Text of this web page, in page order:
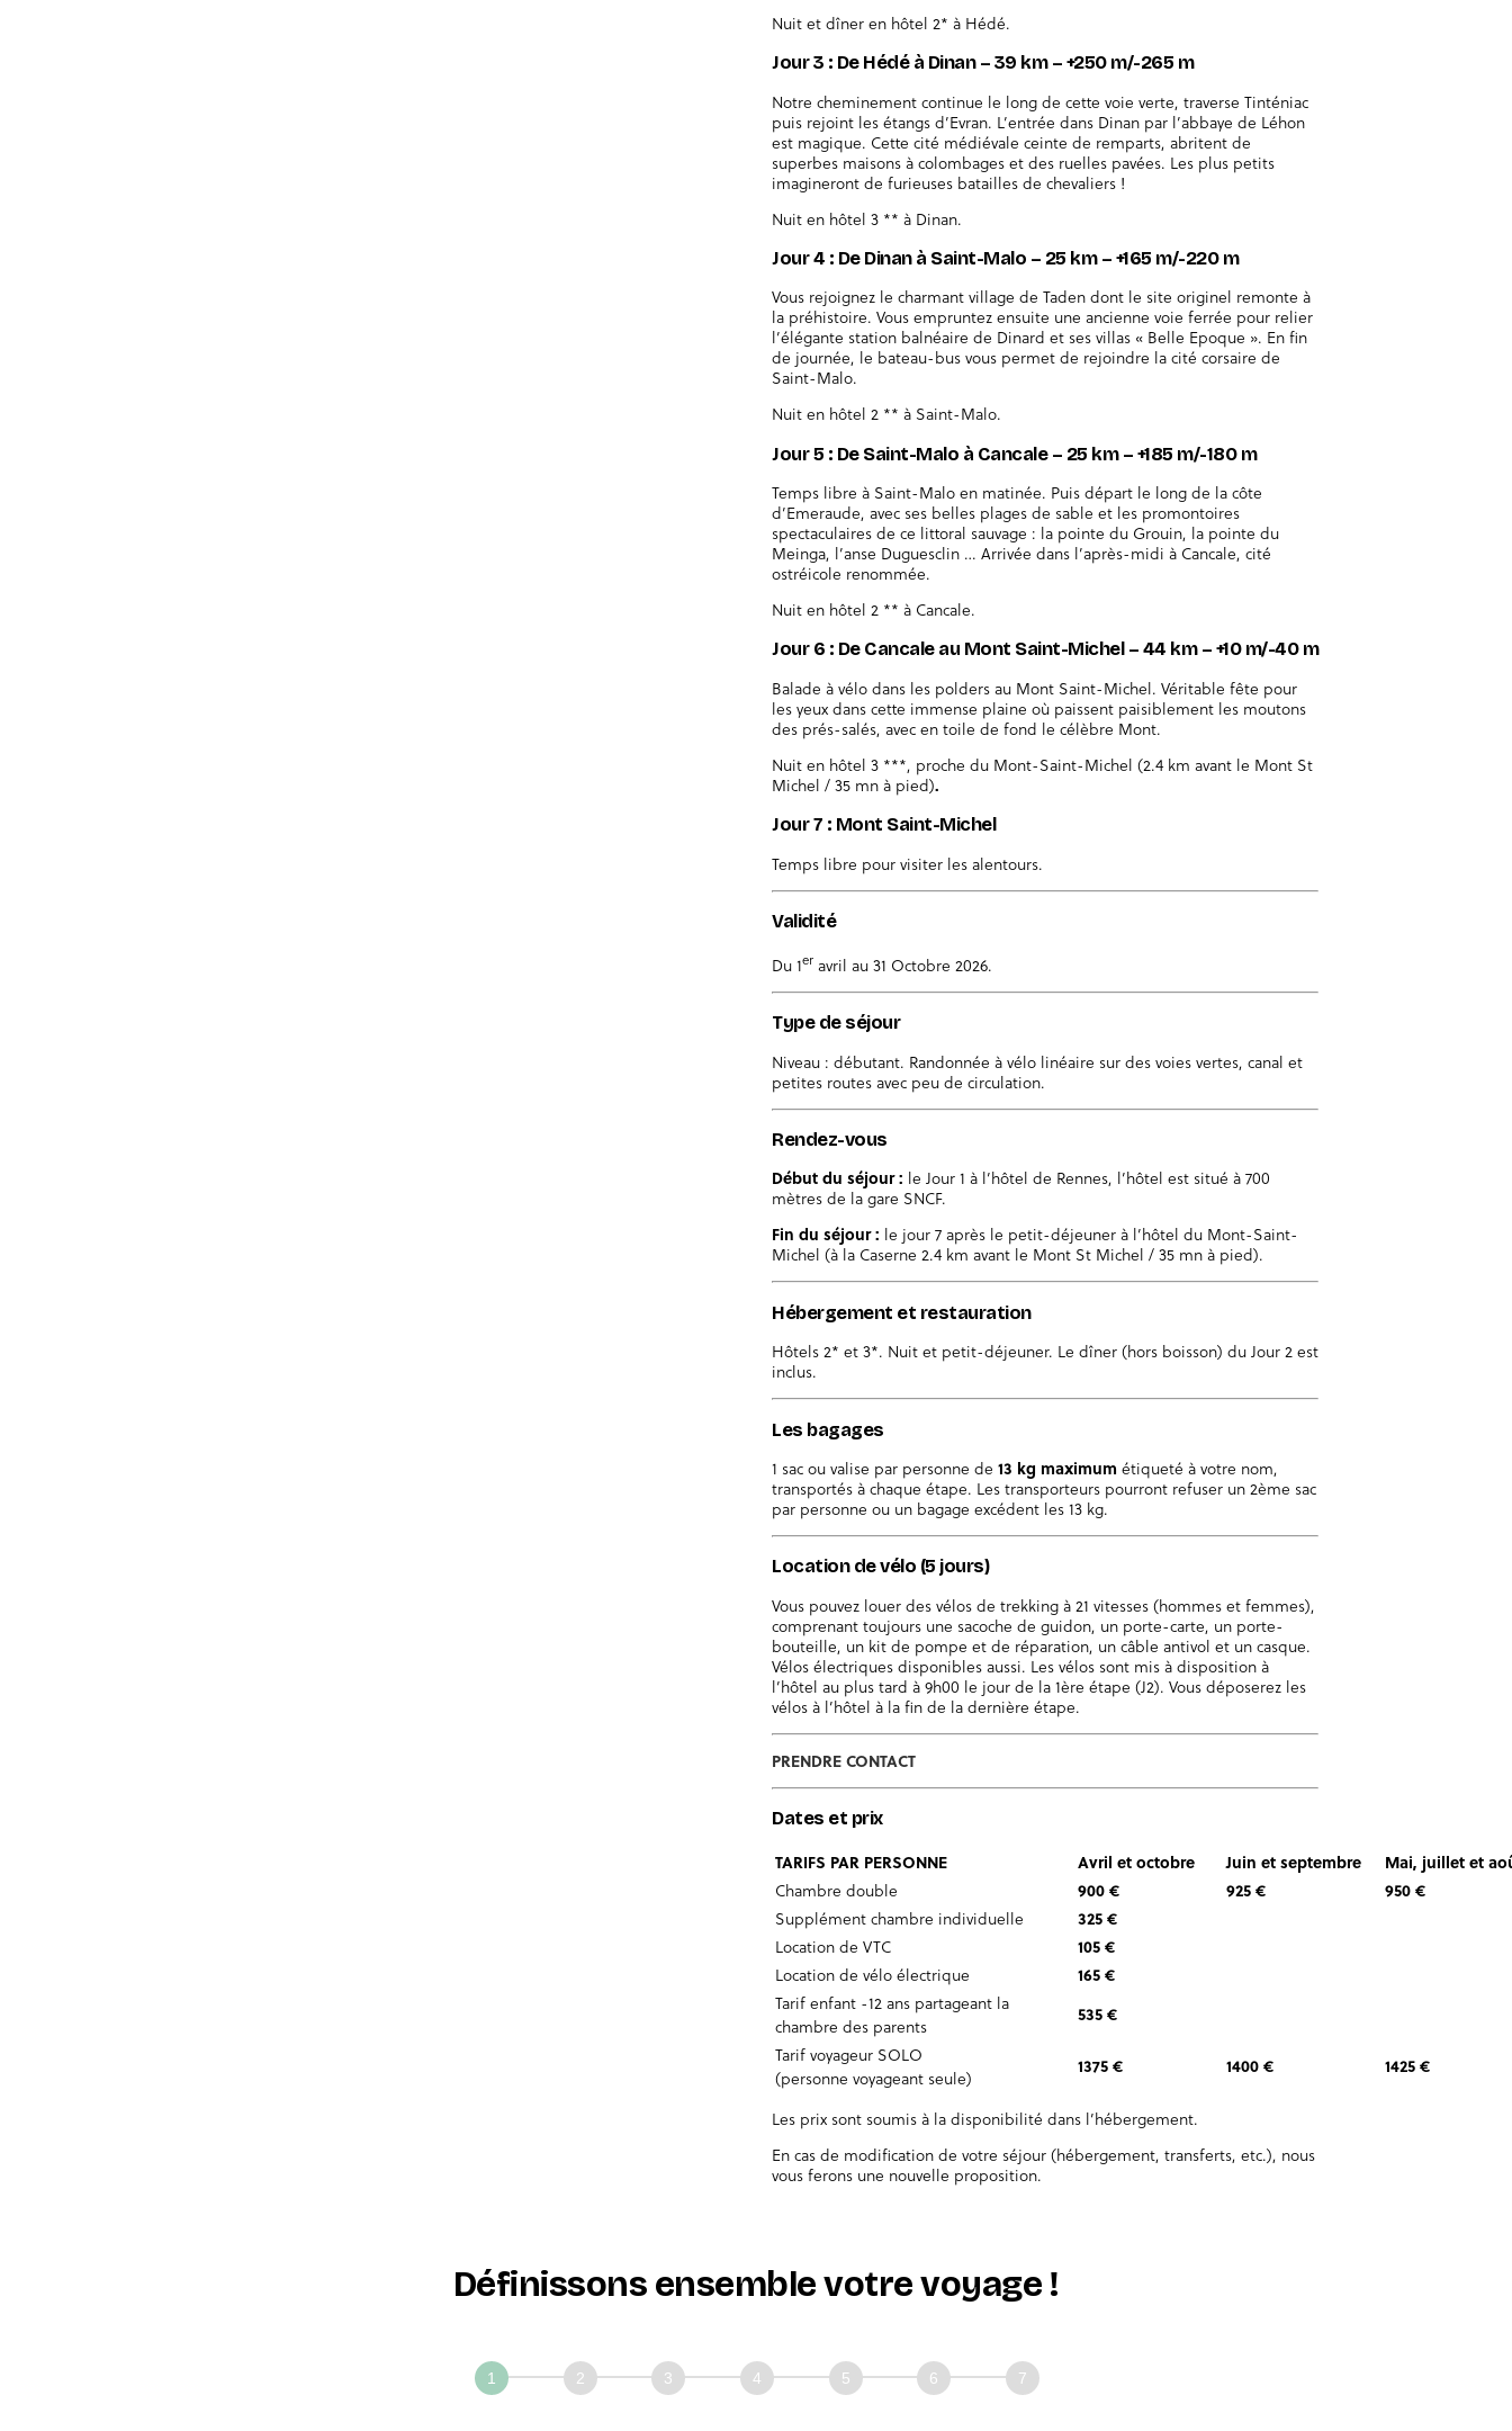
Nuit et dîner en hôtel 2* à Hédé.
Jour 3 : De Hédé à Dinan – 39 km – +250 m/-265 m
Notre cheminement continue le long de cette voie verte, traverse Tinténiac
puis rejoint les étangs d’Evran. L’entrée dans Dinan par l’abbaye de Léhon
est magique. Cette cité médiévale ceinte de remparts, abritent de
superbes maisons à colombages et des ruelles pavées. Les plus petits
imagineront de furieuses batailles de chevaliers !
Nuit en hôtel 3 ** à Dinan.
Jour 4 : De Dinan à Saint-Malo – 25 km – +165 m/-220 m
Vous rejoignez le charmant village de Taden dont le site originel remonte à
la préhistoire. Vous empruntez ensuite une ancienne voie ferrée pour relier
l’élégante station balnéaire de Dinard et ses villas « Belle Epoque ». En fin
de journée, le bateau-bus vous permet de rejoindre la cité corsaire de
Saint-Malo.
Nuit en hôtel 2 ** à Saint-Malo.
Jour 5 : De Saint-Malo à Cancale – 25 km – +185 m/-180 m
Temps libre à Saint-Malo en matinée. Puis départ le long de la côte
d’Emeraude, avec ses belles plages de sable et les promontoires
spectaculaires de ce littoral sauvage : la pointe du Grouin, la pointe du
Meinga, l’anse Duguesclin … Arrivée dans l’après-midi à Cancale, cité
ostréicole renommée.
Nuit en hôtel 2 ** à Cancale.
Jour 6 : De Cancale au Mont Saint-Michel – 44 km – +10 m/-40 m
Balade à vélo dans les polders au Mont Saint-Michel. Véritable fête pour
les yeux dans cette immense plaine où paissent paisiblement les moutons
des prés-salés, avec en toile de fond le célèbre Mont.
Nuit en hôtel 3 ***, proche du Mont-Saint-Michel (2.4 km avant le Mont St
Michel / 35 mn à pied).
Jour 7 : Mont Saint-Michel
Temps libre pour visiter les alentours.
Validité
Du 1er avril au 31 Octobre 2026.
Type de séjour
Niveau : débutant. Randonnée à vélo linéaire sur des voies vertes, canal et
petites routes avec peu de circulation.
Rendez-vous
Début du séjour : le Jour 1 à l’hôtel de Rennes, l’hôtel est situé à 700
mètres de la gare SNCF.
Fin du séjour: le jour 7 après le petit-déjeuner à l’hôtel du Mont-Saint-
Michel (à la Caserne 2.4 km avant le Mont St Michel / 35 mn à pied).
Hébergement et restauration
Hôtels 2* et 3*. Nuit et petit-déjeuner. Le dîner (hors boisson) du Jour 2 est
inclus.
Les bagages
1 sac ou valise par personne de 13 kg maximum étiqueté à votre nom,
transportés à chaque étape. Les transporteurs pourront refuser un 2ème sac
par personne ou un bagage excédent les 13 kg.
Location de vélo (5 jours)
Vous pouvez louer des vélos de trekking à 21 vitesses (hommes et femmes),
comprenant toujours une sacoche de guidon, un porte-carte, un porte-
bouteille, un kit de pompe et de réparation, un câble antivol et un casque.
Vélos électriques disponibles aussi. Les vélos sont mis à disposition à
l’hôtel au plus tard à 9h00 le jour de la 1ère étape (J2). Vous déposerez les
vélos à l’hôtel à la fin de la dernière étape.
PRENDRE CONTACT
Dates et prix
TARIFS PAR PERSONNE Avril et octobre Juin et septembre
Mai, juillet et
Chambre double
900 € 925 €
950 €
Supplément chambre individuelle
325 €
Location de VTC
105 €
Location de vélo électrique
165 €
Tarif enfant -12 ans partageant la
chambre des parents
535 €
Tarif voyageur SOLO
(personne voyageant seule)
1375 € 1400 € 1425 €
Les prix sont soumis à la disponibilité dans l’hébergement.
En cas de modification de votre séjour (hébergement, transferts, etc.), nous
vous ferons une nouvelle proposition.
Définissons ensemble votre voyage !
Définissons
ensemble